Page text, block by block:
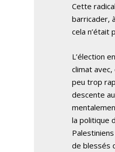
Cette
barricader,
cela n’était
L’élection
climat
peu trop
descente
la politique
de blessés